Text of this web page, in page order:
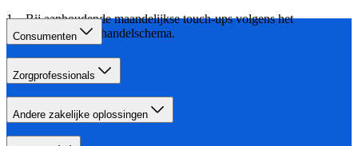
Bij aanhoudende maandelijkse touch-ups volgens het
aangegeven behandelschema.
Consumenten
Zorgprofessionals
Andere zakelijke oplossingen